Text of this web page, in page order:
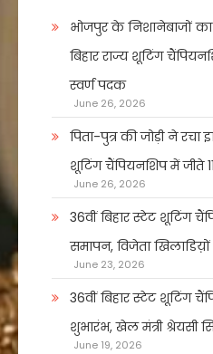
भोजपुर के निशानेबाजों का
बिहार राज्य शूटिंग
स्वर्ण पदक
June 26, 2026
पिता-पुत्र की जोड़ी ने रचा
शूटिंग चैंपियनशिप में जीते
June 26, 2026
36वीं बिहार स्टेट शूटिंग
समापन, विजेता
June 23, 2026
36वीं बिहार स्टेट शूटिंग
शुभारंभ, खेल मंत्री श्रेयसी
June 19, 2026